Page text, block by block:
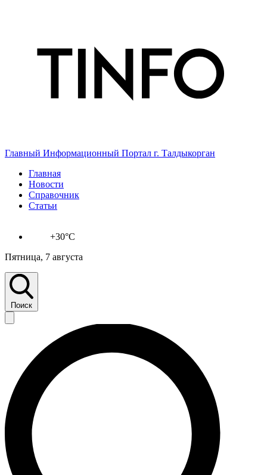
Главный Информационный Портал г. Талдыкорган
Главная
Новости
Справочник
Статьи
+30°C
Пятница, 7 августа
Поиск